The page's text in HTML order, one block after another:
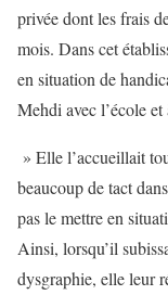
privée dont les frais
mois. Dans cet
en situation de
Mehdi avec l’école
» Elle l’accueillait
beaucoup de tact
pas le mettre en
Ainsi, lorsqu’il
dysgraphie, elle leur